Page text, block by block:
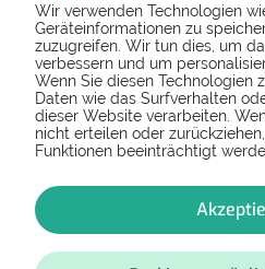
Wir verwenden Technologien
Geräteinformationen zu
zuzugreifen. Wir tun dies, um
verbessern und um
Wenn Sie diesen Technologien
Daten wie das Surfverhalten
dieser Website verarbeiten.
nicht erteilen oder
Funktionen beeinträchtigt
Spende Dein
für einen